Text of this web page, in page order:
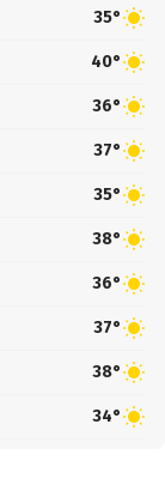
35°
40°
36°
37°
35°
38°
36°
37°
38°
34°